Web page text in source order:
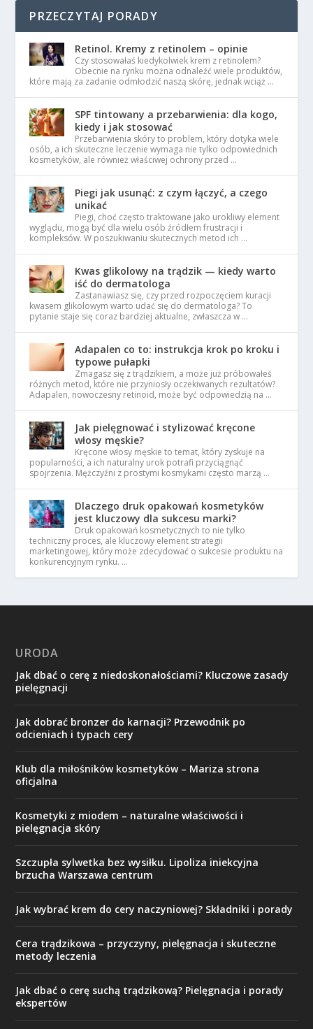
PRZECZYTAJ PORADY
Retinol. Kremy z retinolem – opinie
Czy stosowałaś kiedykolwiek krem z retinolem?
Obecnie na rynku można odnaleźć wiele produktów,
które mają za zadanie odmłodzić naszą skórę, jednak wciąż …
SPF tintowany a przebarwienia: dla kogo,
kiedy i jak stosować
Przebarwienia skóry to problem, który dotyka wiele
osób, a ich skuteczne leczenie wymaga nie tylko odpowiednich
kosmetyków, ale również właściwej ochrony przed …
Piegi jak usunąć: z czym łączyć, a czego
unikać
Piegi, choć często traktowane jako urokliwy element
wyglądu, mogą być dla wielu osób źródłem frustracji i
kompleksów. W poszukiwaniu skutecznych metod ich …
Kwas glikolowy na trądzik — kiedy warto
iść do dermatologa
Zastanawiasz się, czy przed rozpoczęciem kuracji
kwasem glikolowym warto udać się do dermatologa? To
pytanie staje się coraz bardziej aktualne, zwłaszcza w …
Adapalen co to: instrukcja krok po kroku i
typowe pułapki
Zmagasz się z trądzikiem, a może już próbowałeś
różnych metod, które nie przyniosły oczekiwanych rezultatów?
Adapalen, nowoczesny retinoid, może być odpowiedzią na …
Jak pielęgnować i stylizować kręcone
włosy męskie?
Kręcone włosy męskie to temat, który zyskuje na
popularności, a ich naturalny urok potrafi przyciągnąć
spojrzenia. Mężczyźni z prostymi kosmykami często marzą …
Dlaczego druk opakowań kosmetyków
jest kluczowy dla sukcesu marki?
Druk opakowań kosmetycznych to nie tylko
techniczny proces, ale kluczowy element strategii
marketingowej, który może zdecydować o sukcesie produktu na
konkurencyjnym rynku. …
URODA
Jak dbać o cerę z niedoskonałościami? Kluczowe zasady
pielęgnacji
Jak dobrać bronzer do karnacji? Przewodnik po
odcieniach i typach cery
Klub dla miłośników kosmetyków – Mariza strona
oficjalna
Kosmetyki z miodem – naturalne właściwości i
pielęgnacja skóry
Szczupła sylwetka bez wysiłku. Lipoliza iniekcyjna
brzucha Warszawa centrum
Jak wybrać krem do cery naczyniowej? Składniki i porady
Cera trądzikowa – przyczyny, pielęgnacja i skuteczne
metody leczenia
Jak dbać o cerę suchą trądzikową? Pielęgnacja i porady
ekspertów